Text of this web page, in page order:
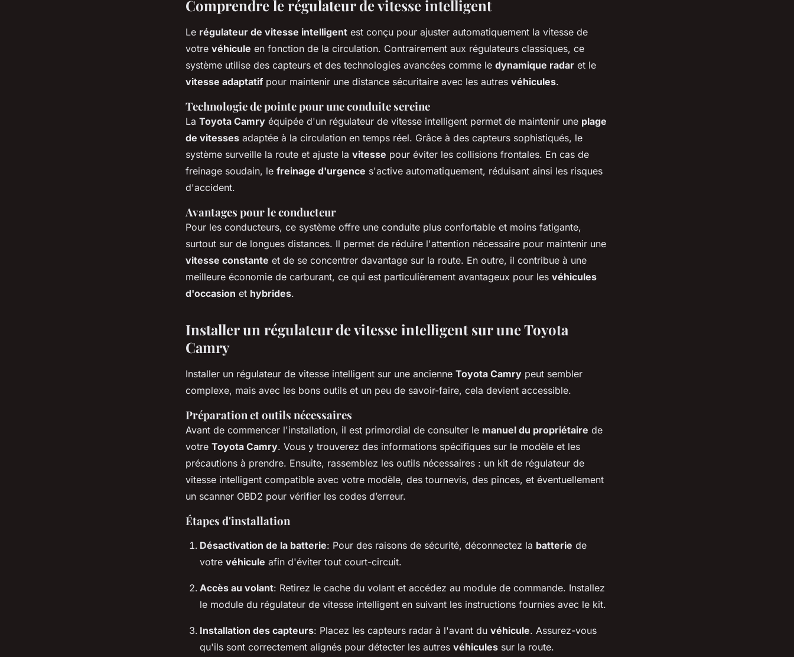
Comprendre le régulateur de vitesse intelligent
Le régulateur de vitesse intelligent est conçu pour ajuster automatiquement la vitesse de
votre véhicule en fonction de la circulation. Contrairement aux régulateurs classiques, ce
système utilise des capteurs et des technologies avancées comme le dynamique radar et le
vitesse adaptatif pour maintenir une distance sécuritaire avec les autres véhicules.
Technologie de pointe pour une conduite sereine
La Toyota Camry équipée d'un régulateur de vitesse intelligent permet de maintenir une plage
de vitesses adaptée à la circulation en temps réel. Grâce à des capteurs sophistiqués, le
système surveille la route et ajuste la vitesse pour éviter les collisions frontales. En cas de
freinage soudain, le freinage d'urgence s'active automatiquement, réduisant ainsi les risques
d'accident.
Avantages pour le conducteur
Pour les conducteurs, ce système offre une conduite plus confortable et moins fatigante,
surtout sur de longues distances. Il permet de réduire l'attention nécessaire pour maintenir une
vitesse constante et de se concentrer davantage sur la route. En outre, il contribue à une
meilleure économie de carburant, ce qui est particulièrement avantageux pour les véhicules
d'occasion et hybrides.
Installer un régulateur de vitesse intelligent sur une Toyota
Camry
Installer un régulateur de vitesse intelligent sur une ancienne Toyota Camry peut sembler
complexe, mais avec les bons outils et un peu de savoir-faire, cela devient accessible.
Préparation et outils nécessaires
Avant de commencer l'installation, il est primordial de consulter le manuel du propriétaire de
votre Toyota Camry. Vous y trouverez des informations spécifiques sur le modèle et les
précautions à prendre. Ensuite, rassemblez les outils nécessaires : un kit de régulateur de
vitesse intelligent compatible avec votre modèle, des tournevis, des pinces, et éventuellement
un scanner OBD2 pour vérifier les codes d’erreur.
Étapes d'installation
Désactivation de la batterie: Pour des raisons de sécurité, déconnectez la batterie de
votre véhicule afin d'éviter tout court-circuit.
Accès au volant: Retirez le cache du volant et accédez au module de commande. Installez
le module du régulateur de vitesse intelligent en suivant les instructions fournies avec le kit.
Installation des capteurs: Placez les capteurs radar à l'avant du véhicule. Assurez-vous
qu'ils sont correctement alignés pour détecter les autres véhicules sur la route.